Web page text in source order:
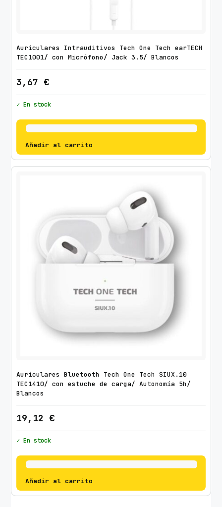
Auriculares Intrauditivos Tech One Tech earTECH
TEC1001/ con Micrófono/ Jack 3.5/ Blancos
3,67 €
✓ En stock
Añadir al carrito
Auriculares Bluetooth Tech One Tech SIUX.10
TEC1410/ con estuche de carga/ Autonomía 5h/
Blancos
19,12 €
✓ En stock
Añadir al carrito